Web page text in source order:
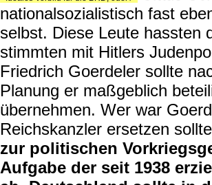
nationalsozialistisch fast
selbst. Diese Leute hassten
stimmten mit Hitlers
Friedrich Goerdeler sollte
Planung er maßgeblich
übernehmen. Wer war
Reichskanzler ersetzen
zur politischen
Aufgabe der seit 1938